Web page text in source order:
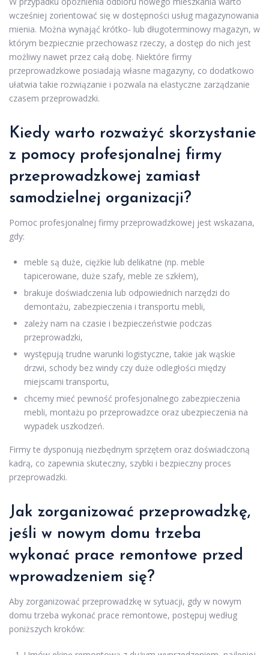
wcześniej zorientować się w dostępności usług magazynowania
mienia. Można wynająć krótko- lub długoterminowy magazyn, w
którym bezpiecznie przechowasz rzeczy, a dostęp do nich jest
możliwy nawet przez całą dobę. Niektóre firmy
przeprowadzkowe posiadają własne magazyny, co dodatkowo
ułatwia takie rozwiązanie i pozwala na elastyczne zarządzanie
czasem przeprowadzki.
Kiedy warto rozważyć skorzystanie
z pomocy profesjonalnej firmy
przeprowadzkowej zamiast
samodzielnej organizacji?
Pomoc profesjonalnej firmy przeprowadzkowej jest wskazana,
gdy:
meble są duże, ciężkie lub delikatne (np. meble
tapicerowane, duże szafy, meble ze szkłem),
brakuje doświadczenia lub odpowiednich narzędzi do
demontażu, zabezpieczenia i transportu mebli,
zależy nam na czasie i bezpieczeństwie podczas
przeprowadzki,
występują trudne warunki logistyczne, takie jak wąskie
drzwi, schody bez windy czy duże odległości między
miejscami transportu,
chcemy mieć pewność profesjonalnego zabezpieczenia
mebli, montażu po przeprowadzce oraz ubezpieczenia na
wypadek uszkodzeń.
Firmy te dysponują niezbędnym sprzętem oraz doświadczoną
kadrą, co zapewnia skuteczny, szybki i bezpieczny proces
przeprowadzki.
Jak zorganizować przeprowadzkę,
jeśli w nowym domu trzeba
wykonać prace remontowe przed
wprowadzeniem się?
Aby zorganizować przeprowadzkę w sytuacji, gdy w nowym
domu trzeba wykonać prace remontowe, postępuj według
poniższych kroków: